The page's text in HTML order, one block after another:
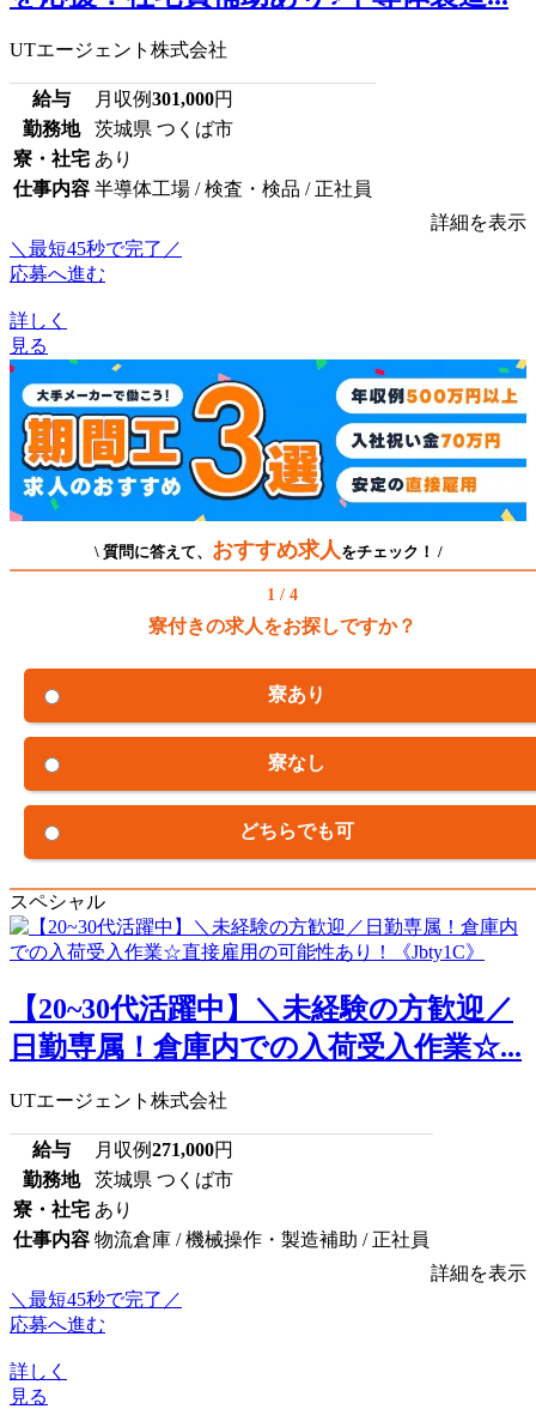
UTエージェント株式会社
給与 月収例301,000円
勤務地
茨城県 つくば市
寮・社宅 あり
仕事内容 半導体工場 / 検査・検品 / 正社員
詳細を表示
＼最短45秒で完了／
応募へ進む
詳しく
見る
\ 質問に答えて、 おすすめ求人 をチェック！ /
1 / 4
寮付きの求人をお探しですか？
寮あり
寮なし
どちらでも可
スペシャル
【20~30代活躍中】＼未経験の方歓迎／
日勤専属！倉庫内での入荷受入作業☆...
UTエージェント株式会社
給与 月収例271,000円
勤務地
茨城県 つくば市
寮・社宅 あり
仕事内容 物流倉庫 / 機械操作・製造補助 / 正社員
詳細を表示
＼最短45秒で完了／
応募へ進む
詳しく
見る